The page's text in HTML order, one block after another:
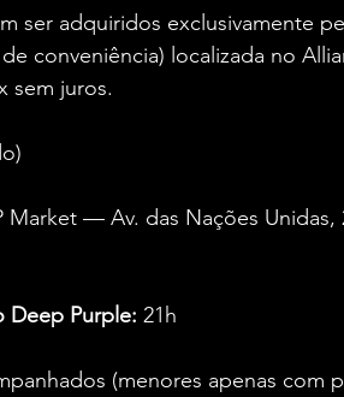
ser adquiridos exclusivamente
conveniência) localizada no
sem juros.
Market — Av. das Nações Unidas,
Deep Purple: 21h
(menores apenas com